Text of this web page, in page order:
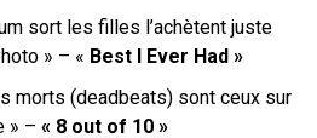
sort les filles l’achètent juste
» – « Best I Ever Had »
morts (deadbeats) sont ceux sur
» – « 8 out of 10 »